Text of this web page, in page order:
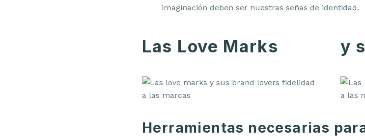
imaginación deben ser nuestras señas de identidad.
Las Love Marks y
Herramientas necesarias